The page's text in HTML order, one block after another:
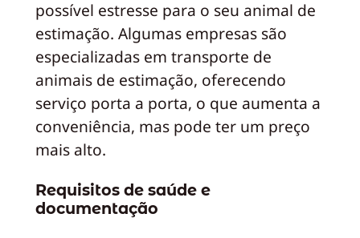
possível estresse para o seu animal de
estimação. Algumas empresas são
especializadas em transporte de
animais de estimação, oferecendo
serviço porta a porta, o que aumenta a
conveniência, mas pode ter um preço
mais alto.
Requisitos de saúde e
documentação